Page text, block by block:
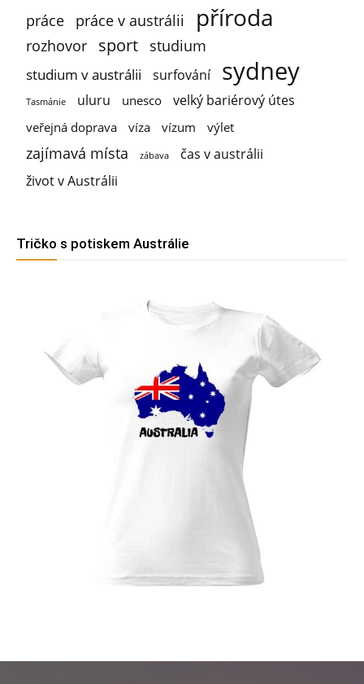
práce práce v austrálii příroda
rozhovor sport studium
studium v austrálii surfování sydney
Tasmánie uluru unesco velký bariérový útes
veřejná doprava víza vízum výlet
zajímavá místa zábava
čas v austrálii
život v Austrálii
Tričko s potiskem Austrálie